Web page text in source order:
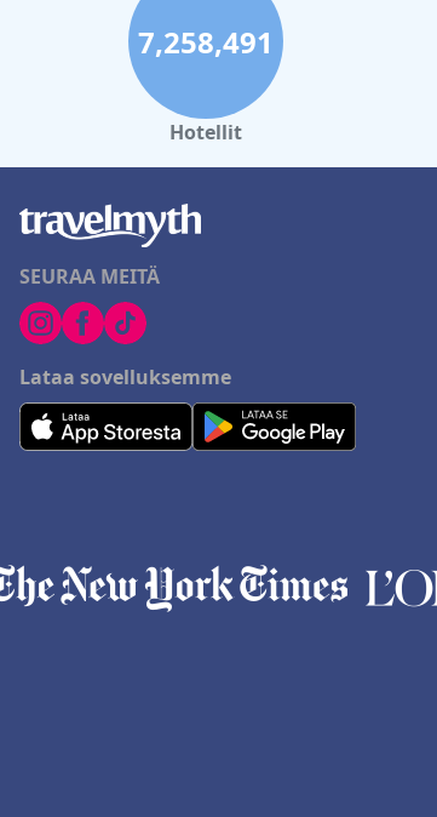
7,258,491
Hotellit
SEURAA MEITÄ
Lataa sovelluksemme